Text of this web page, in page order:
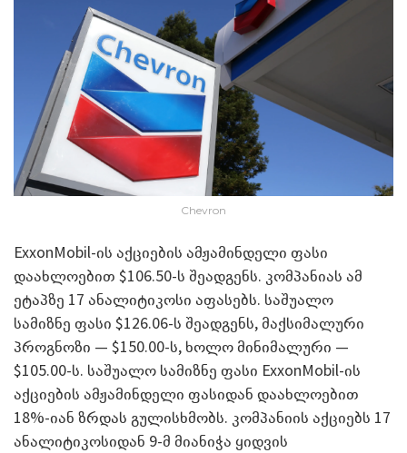
Chevron
ExxonMobil-ის აქციების ამჟამინდელი ფასი
დაახლოებით $106.50-ს შეადგენს. კომპანიას ამ
ეტაპზე 17 ანალიტიკოსი აფასებს. საშუალო
სამიზნე ფასი $126.06-ს შეადგენს, მაქსიმალური
პროგნოზი — $150.00-ს, ხოლო მინიმალური —
$105.00-ს. საშუალო სამიზნე ფასი ExxonMobil-ის
აქციების ამჟამინდელი ფასიდან დაახლოებით
18%-იან ზრდას გულისხმობს. კომპანიის აქციებს 17
ანალიტიკოსიდან 9-მ მიანიჭა ყიდვის